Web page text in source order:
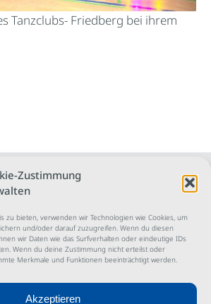
Zustimmung
zu bieten, verwenden wir Technologien wie Cookies, um
und/oder darauf zuzugreifen. Wenn du diesen
wir Daten wie das Surfverhalten oder eindeutige IDs
Wenn du deine Zustimmung nicht erteilst oder
Merkmale und Funktionen beeinträchtigt werden.
Akzeptieren
Tanzclubs- Friedberg bei ihrem
WEISS ROT Friedberg e.V.